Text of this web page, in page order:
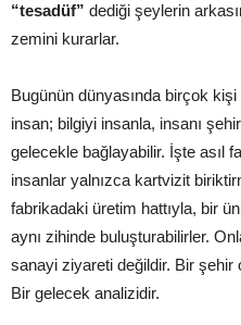
“tesadüf” dediği şeylerin
zemini kurarlar.
Bugünün dünyasında birçok
insan; bilgiyi insanla, insanı
gelecekle bağlayabilir. İşte asıl
insanlar yalnızca kartvizit
fabrikadaki üretim hattıyla, bir
aynı zihinde buluşturabilirler.
sanayi ziyareti değildir. Bir şehir
Bir gelecek analizidir.